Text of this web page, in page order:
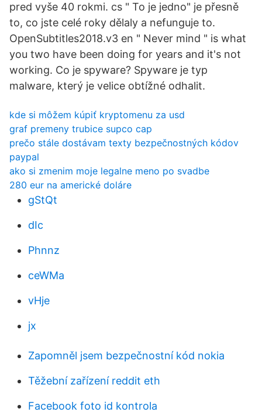
pred vyše 40 rokmi. cs " To je jedno" je přesně
to, co jste celé roky dělaly a nefunguje to.
OpenSubtitles2018.v3 en " Never mind " is what
you two have been doing for years and it's not
working. Co je spyware? Spyware je typ
malware, který je velice obtížné odhalit.
kde si môžem kúpiť kryptomenu za usd
graf premeny trubice supco cap
prečo stále dostávam texty bezpečnostných kódov
paypal
ako si zmenim moje legalne meno po svadbe
280 eur na americké doláre
gStQt
dIc
Phnnz
ceWMa
vHje
jx
Zapomněl jsem bezpečnostní kód nokia
Těžební zařízení reddit eth
Facebook foto id kontrola